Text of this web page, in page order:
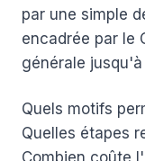
par une simple
encadrée par le
générale
Quels motifs
Quelles étapes
Combien coûte